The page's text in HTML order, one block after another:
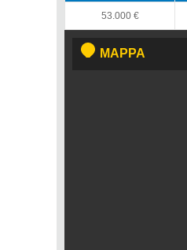
53.000 €
MAPPA